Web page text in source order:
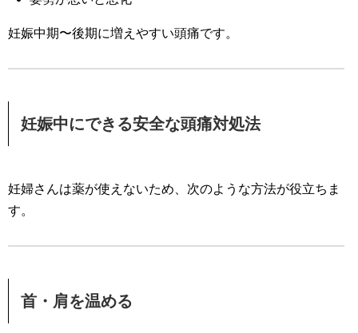
妊娠中期〜後期に増えやすい頭痛です。
妊娠中にできる安全な頭痛対処法
妊婦さんは薬が使えないため、次のような方法が役立ちま
す。
首・肩を温める